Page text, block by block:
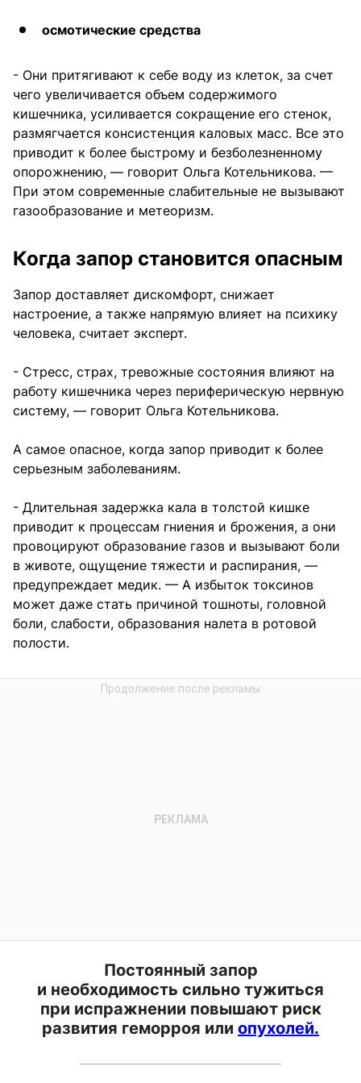
осмотические средства
- Они притягивают к себе воду из клеток, за счет
чего увеличивается объем содержимого
кишечника, усиливается сокращение его стенок,
размягчается консистенция каловых масс. Все это
приводит к более быстрому и безболезненному
опорожнению, — говорит Ольга Котельникова. —
При этом современные слабительные не вызывают
газообразование и метеоризм.
Когда запор становится опасным
Запор доставляет дискомфорт, снижает
настроение, а также напрямую влияет на психику
человека, считает эксперт.
- Стресс, страх, тревожные состояния влияют на
работу кишечника через периферическую нервную
систему, — говорит Ольга Котельникова.
А самое опасное, когда запор приводит к более
серьезным заболеваниям.
- Длительная задержка кала в толстой кишке
приводит к процессам гниения и брожения, а они
провоцируют образование газов и вызывают боли
в животе, ощущение тяжести и распирания, —
предупреждает медик. — А избыток токсинов
может даже стать причиной тошноты, головной
боли, слабости, образования налета в ротовой
полости.
Постоянный запор
и необходимость сильно тужиться
при испражнении повышают риск
развития геморроя или опухолей.